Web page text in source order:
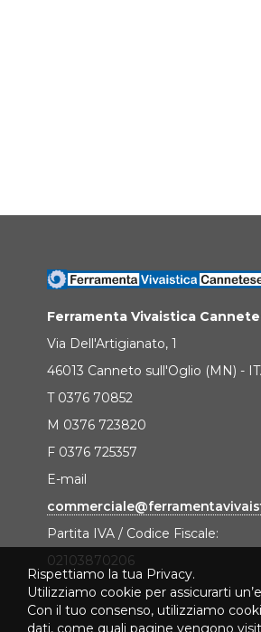
Ferramenta Vivaistica
Via Dell'Artigianato, 1
46013 Canneto sull'Oglio (MN) -
T 0376 70852
M 0376 723820
F 0376 725357
E-mail
Partita IVA / Codice Fiscale:
02103870206
Rispettiamo la tua Privacy.
Utilizziamo cookie per assicurarti
Con il tuo consenso, utilizziamo
dati, come quali pagine vengono